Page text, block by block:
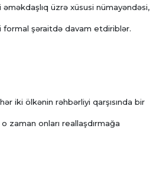
üzrə xüsusi nümayəndəsi,
formal şəraitdə davam etdiriblər.
iki ölkənin rəhbərliyi qarşısında bir
zaman onları reallaşdırmağa